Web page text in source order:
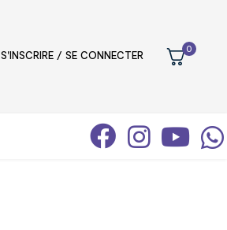
S'INSCRIRE / SE CONNECTER
0